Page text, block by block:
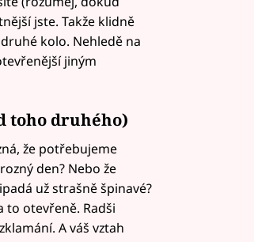
jste. Takže klidně
kolo. Nehledě na
jiným
toho druhého)
že potřebujeme
den? Nebo že
už strašně špinavé?
to otevřeně. Radši
A váš vztah